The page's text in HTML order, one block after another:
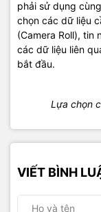
phải sử dụng
chọn các dữ liệu
(Camera Roll), tin
các dữ liệu liên
bắt đầu.
Lựa chọn
VIẾT BÌNH